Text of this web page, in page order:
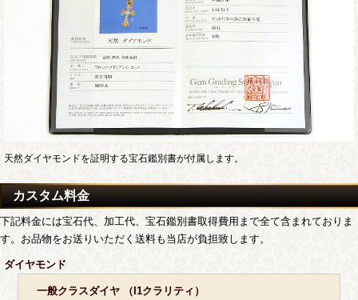
天然ダイヤモンドを証明する宝石鑑別書が付属します。
カスタム料金
下記料金には宝石代、加工代、宝石鑑別書取得費用まで全て含まれておりま
す。お品物をお送りいただく送料も当店が負担致します。
ダイヤモンド
一般クラスダイヤ （I1クラリティ）